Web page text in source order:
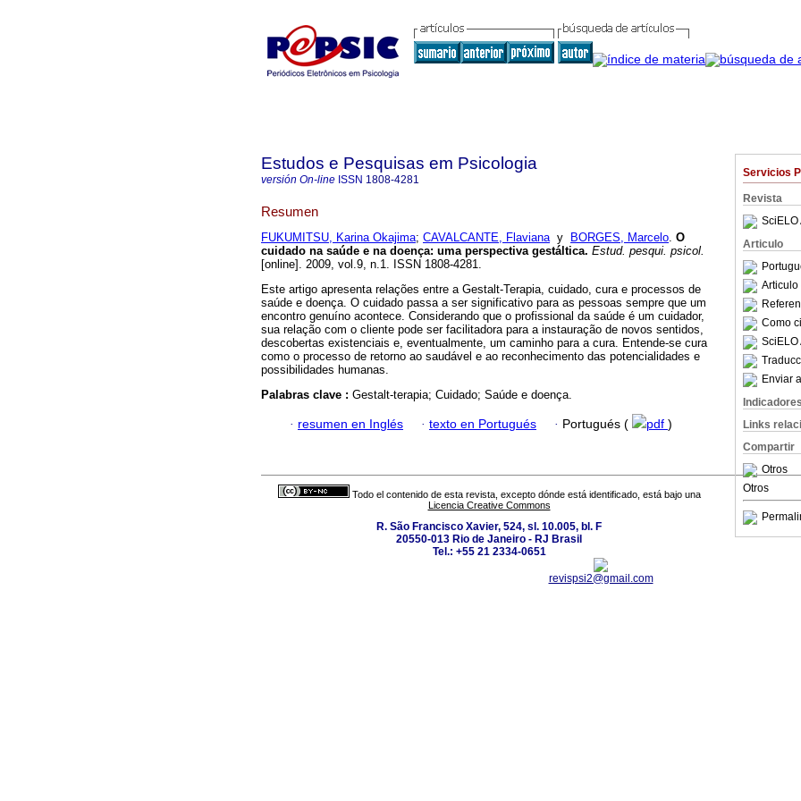
Servicios
Revista
SciELO
Articulo
Articulo
Como
SciELO
Enviar
Indicadores
Links
Compartir
Otros
Otros
Estudos e Pesquisas em Psicologia
versión On-line ISSN 1808-4281
Resumen
FUKUMITSU, Karina Okajima; CAVALCANTE, Flavianay BORGES, Marcelo. O
cuidado na saúde e na doença: uma perspectiva gestáltica. Estud. pesqui. psicol.
[online]. 2009, vol.9, n.1. ISSN 1808-4281.
Este artigo apresenta relações entre a Gestalt-Terapia, cuidado, cura e processos de
saúde e doença. O cuidado passa a ser significativo para as pessoas sempre que um
encontro genuíno acontece. Considerando que o profissional da saúde é um cuidador,
sua relação com o cliente pode ser facilitadora para a instauração de novos sentidos,
descobertas existenciais e, eventualmente, um caminho para a cura. Entende-se cura
como o processo de retorno ao saudável e ao reconhecimento das potencialidades e
possibilidades humanas.
Palabras clave : Gestalt-terapia; Cuidado; Saúde e doença.
· resumen en Inglés · texto en Portugués · Portugués ( pdf )
Todo el contenido de esta revista, excepto dónde está identificado, está bajo una
Licencia Creative Commons
R. São Francisco Xavier, 524, sl. 10.005, bl. F
20550-013 Rio de Janeiro - RJ Brasil
Tel.: +55 21 2334-0651
revispsi2@gmail.com